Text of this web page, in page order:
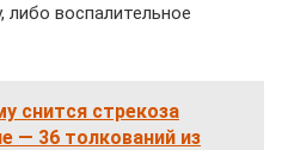
либо воспалительное
снится стрекоза
— 36 толкований из